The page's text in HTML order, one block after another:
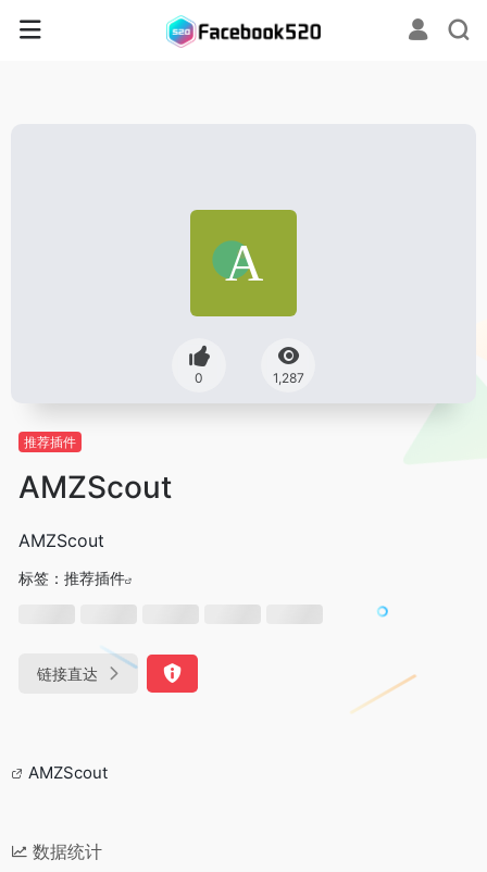
0 1,287
推荐插件
AMZScout
AMZScout
标签： 推荐插件
链接直达
AMZScout
数据统计